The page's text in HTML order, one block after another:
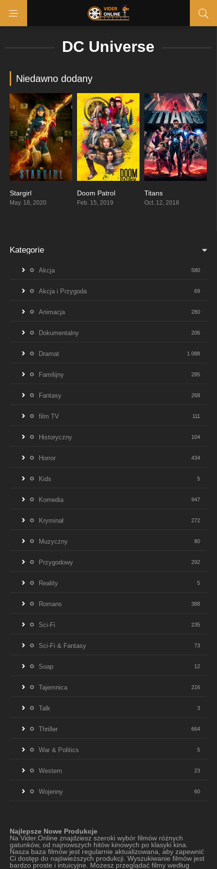
DC Universe
Niedawno dodany
Stargirl
May. 18, 2020
Doom Patrol
Feb. 15, 2019
Titans
Oct. 12, 2018
Kategorie
Akcja 580
Akcja i Przygoda 69
Animacja 280
Dokumentalny 206
Dramat 1 088
Familijny 285
Fantasy 268
film TV 111
Historyczny 104
Horror 434
Kids 5
Komedia 947
Kryminał 272
Muzyczny 80
Przygodowy 292
Reality 5
Romans 388
Sci-Fi 235
Sci-Fi & Fantasy 73
Soap 12
Tajemnica 216
Talk 3
Thriller 664
War & Politics 5
Western 23
Wojenny 60
Najlepsze Nowe Produkcje
Na Vider.Online znajdziesz szeroki wybór filmów różnych
gatunków, od najnowszych hitów kinowych po klasyki kina.
Nasza baza filmów jest regularnie aktualizowana, aby zapewnić
Ci dostęp do najświeższych produkcji. Wyszukiwanie filmów jest
bardzo proste i intuicyjne. Możesz przeglądać filmy według